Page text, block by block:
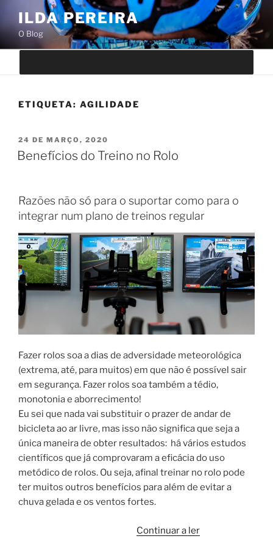
o
conteúdo
ILDA PEREIRA
O Blog
ETIQUETA: AGILIDADE
PUBLICADO
EM
24 DE MARÇO, 2020
Benefícios do Treino no Rolo
Razões não só para o suportar como para o
integrar num plano de treinos regular
Fazer rolos soa a dias de adversidade meteorológica
(extrema, até, para muitos) em que não é possível sair
em segurança. Fazer rolos soa também a tédio,
monotonia e aborrecimento!
Eu sei que nada vai substituir o prazer de andar de
bicicleta ao ar livre, mas isso não significa que seja a
única maneira de obter resultados: há vários estudos
científicos que já comprovaram a eficácia do uso
metódico de rolos. Ou seja, afinal treinar no rolo pode
ter muitos outros benefícios para além de evitar a
chuva gelada e os ventos fortes.
Continuar a ler“Benefícios